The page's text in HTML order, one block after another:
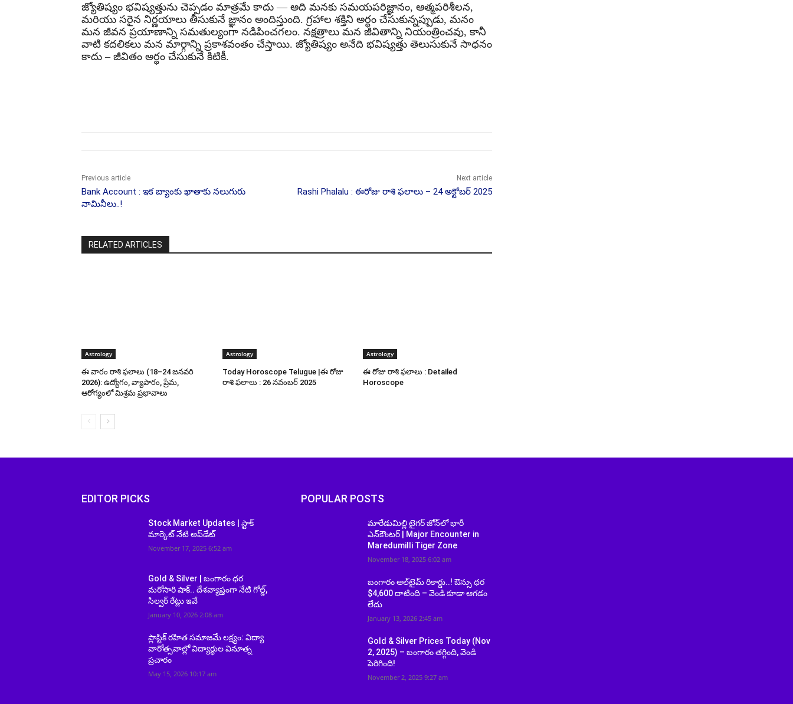
జ్యోతిష్యం భవిష్యత్తును చెప్పడం మాత్రమే కాదు — అది మనకు సమయపరిజ్ఞానం, ఆత్మపరిశీలన,
మరియు సరైన నిర్ణయాలు తీసుకునే జ్ఞానం అందిస్తుంది. గ్రహాల శక్తిని అర్థం చేసుకున్నప్పుడు, మనం
మన జీవన ప్రయాణాన్ని సమతుల్యంగా నడిపించగలం. నక్షత్రాలు మన జీవితాన్ని నియంత్రించవు, కానీ
వాటి కదలికలు మన మార్గాన్ని ప్రకాశవంతం చేస్తాయి. జ్యోతిష్యం అనేది భవిష్యత్తు తెలుసుకునే సాధనం
కాదు – జీవితం అర్థం చేసుకునే కిటికీ.
Previous article
Bank Account : ఇక బ్యాంకు ఖాతాకు న‌లుగురు
నామినీలు..!
Next article
Rashi Phalalu : ఈరోజు రాశి ఫలాలు – 24 అక్టోబర్ 2025
RELATED ARTICLES
Astrology
ఈ వారం రాశి ఫలాలు (18–24 జనవరి
2026): ఉద్యోగం, వ్యాపారం, ప్రేమ,
ఆరోగ్యంలో మిశ్రమ ప్రభావాలు
Astrology
Today Horoscope Telugue |ఈ రోజు
రాశి ఫలాలు : 26 నవంబర్ 2025
Astrology
ఈ రోజు రాశి ఫలాలు : Detailed
Horoscope
EDITOR PICKS
Stock Market Updates | స్టాక్
మార్కెట్ నేటి అప్‌డేట్
November 17, 2025 6:52 am
Gold & Silver | బంగారం ధర
మరోసారి షాక్.. దేశవ్యాప్తంగా నేటి గోల్డ్,
సిల్వర్ రేట్లు ఇవే
January 10, 2026 2:08 am
ప్లాస్టిక్ రహిత సమాజమే లక్ష్యం: విద్యా
వారోత్సవాల్లో విద్యార్థుల వినూత్న
ప్రచారం
May 15, 2026 10:17 am
POPULAR POSTS
మారేడుమిల్లి టైగర్ జోన్‌లో భారీ
ఎన్‌కౌంటర్ | Major Encounter in
Maredumilli Tiger Zone
November 18, 2025 6:02 am
బంగారం ఆల్‌టైమ్ రికార్డు..! ఔన్సు ధర
$4,600 దాటింది – వెండి కూడా ఆగడం
లేదు
January 13, 2026 2:45 am
Gold & Silver Prices Today (Nov
2, 2025) – బంగారం తగ్గింది, వెండి
పెరిగింది!
November 2, 2025 9:27 am